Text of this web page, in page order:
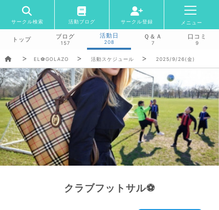
サークル検索 活動ブログ サークル登録 メニュー
トップ ブログ
157
活動日
208
Ｑ＆Ａ
7
口コミ
9
EL⚽GOLAZO 活動スケジュール 2025/9/26(金)
クラブフットサル⚽